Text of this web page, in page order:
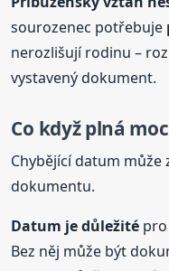
sourozenec potřebuje
nerozlišují rodinu –
vystavený dokument.
Co kdyžplná moc
Chybějící datum
dokumentu.
Datum je důležité
Bez něj může být